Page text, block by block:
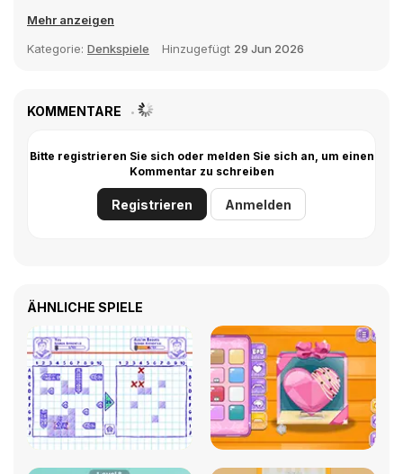
Mehr anzeigen
Kategorie: Denkspiele Hinzugefügt 29 Jun 2026
KOMMENTARE
Bitte registrieren Sie sich oder melden Sie sich an, um einen
Kommentar zu schreiben
Registrieren Anmelden
ÄHNLICHE SPIELE